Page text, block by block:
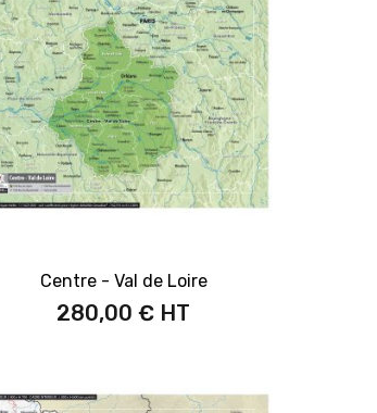
Centre - Val de Loire
280,00 €